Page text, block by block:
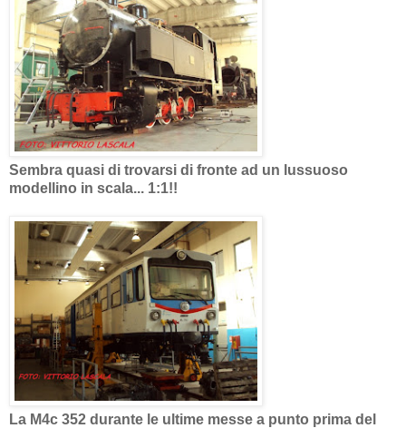
Sembra quasi di trovarsi di fronte ad un lussuoso
modellino in scala... 1:1!!
La M4c 352 durante le ultime messe a punto prima del